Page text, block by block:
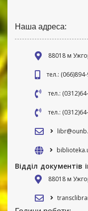
Наша адреса:
88018 м
тел.:
тел.:
тел.:
Відділ
88018 м